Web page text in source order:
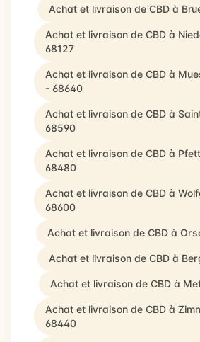
Achat et livraison de CBD à
Achat et livraison de CBD à
68127
Achat et livraison de CBD à
- 68640
Achat et livraison de CBD à
68590
Achat et livraison de CBD à
68480
Achat et livraison de CBD à
68600
Achat et livraison de CBD à
Achat et livraison de CBD à
Achat et livraison de CBD à
Achat et livraison de CBD à
68440